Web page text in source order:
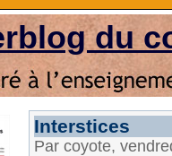
du
Interstices
Par coyote,